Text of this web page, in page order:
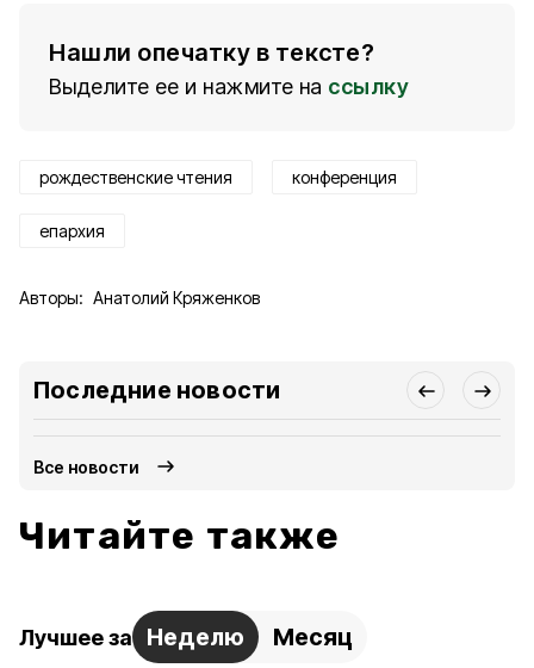
Нашли опечатку в тексте?
Выделите ее и нажмите на ссылку
рождественские чтения конференция
епархия
Авторы: Анатолий Кряженков
Последние новости
Все новости
Читайте также
Лучшее за Неделю Месяц